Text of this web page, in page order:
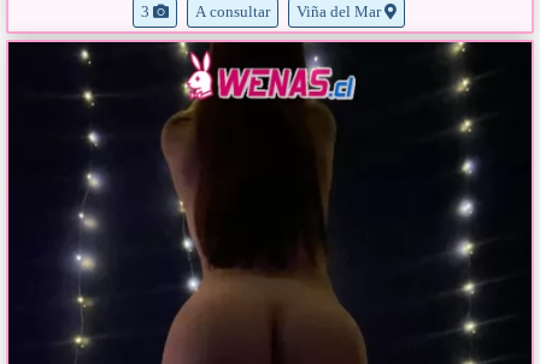
3 A consultar Viña del Mar